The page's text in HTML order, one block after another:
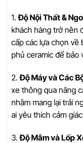
1.Độ Nội Thất &
khách hàng trở nên
cấp các lựa chọn về
phủ ceramic để bảo
2.Độ Máy và Các
xe thông qua nâng
nhằm mang lại trải
ai yêu thích cảm
3.Độ Mâm và Lốp